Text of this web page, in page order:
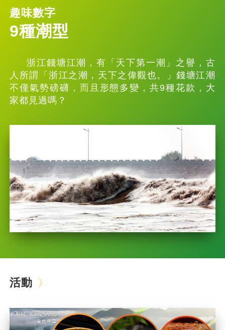
趣味數字
9種潮型
浙江錢塘江潮，有「天下第一潮」之譽，古
人所謂「浙江之潮，天下之偉觀也。」錢塘江潮
不僅氣勢磅礴，而且形態多變，共9種花款，大
家都見過嗎？
活動